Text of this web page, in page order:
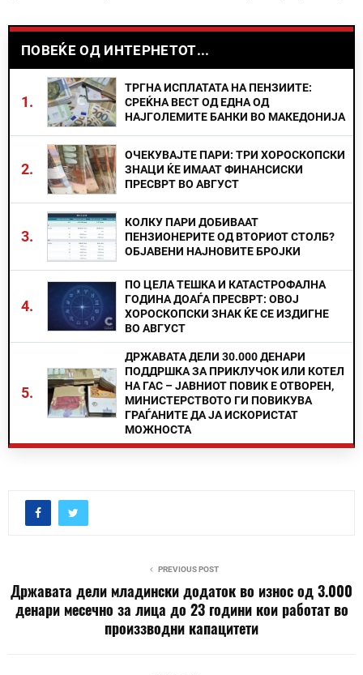
ПОВЕЌЕ ОД ИНТЕРНЕТОТ...
1.
ТРГНА ИСПЛАТАТА НА ПЕНЗИИТЕ:
СРЕЌНА ВЕСТ ОД ЕДНА ОД
НАЈГОЛЕМИТЕ БАНКИ ВО МАКЕДОНИЈА
2.
ОЧЕКУВАЈТЕ ПАРИ: ТРИ ХОРОСКОПСКИ
ЗНАЦИ ЌЕ ИМААТ ФИНАНСИСКИ
ПРЕСВРТ ВО АВГУСТ
3.
КОЛКУ ПАРИ ДОБИВААТ
ПЕНЗИОНЕРИТЕ ОД ВТОРИОТ СТОЛБ?
ОБЈАВЕНИ НАЈНОВИТЕ БРОЈКИ
4.
ПО ЦЕЛА ТЕШКА И КАТАСТРОФАЛНА
ГОДИНА ДОАЃА ПРЕСВРТ: ОВОЈ
ХОРОСКОПСКИ ЗНАК ЌЕ СЕ ИЗДИГНЕ
ВО АВГУСТ
5.
ДРЖАВАТА ДЕЛИ 30.000 ДЕНАРИ
ПОДДРШКА ЗА ПРИКЛУЧОК ИЛИ КОТЕЛ
НА ГАС – ЈАВНИОТ ПОВИК Е ОТВОРЕН,
МИНИСТЕРСТВОТО ГИ ПОВИКУВА
ГРАЃАНИТЕ ДА ЈА ИСКОРИСТАТ
МОЖНОСТА
PREVIOUS POST
Државата дели младински додаток во износ од 3.000
денари месечно за лица до 23 години кои работат во
произзводни капацитети